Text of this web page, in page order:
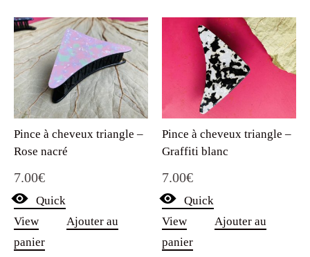
Pince à cheveux triangle –
Rose nacré
7.00€
Quick
View
Ajouter au
panier
Pince à cheveux triangle –
Graffiti blanc
7.00€
Quick
View
Ajouter au
panier